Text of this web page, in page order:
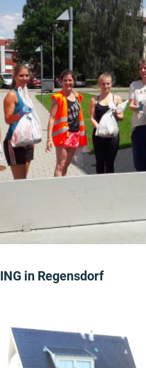
in Regensdorf